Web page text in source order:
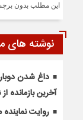
جوی
این مطلب بدون
نوشته های
آخرین بازمانده
روایت